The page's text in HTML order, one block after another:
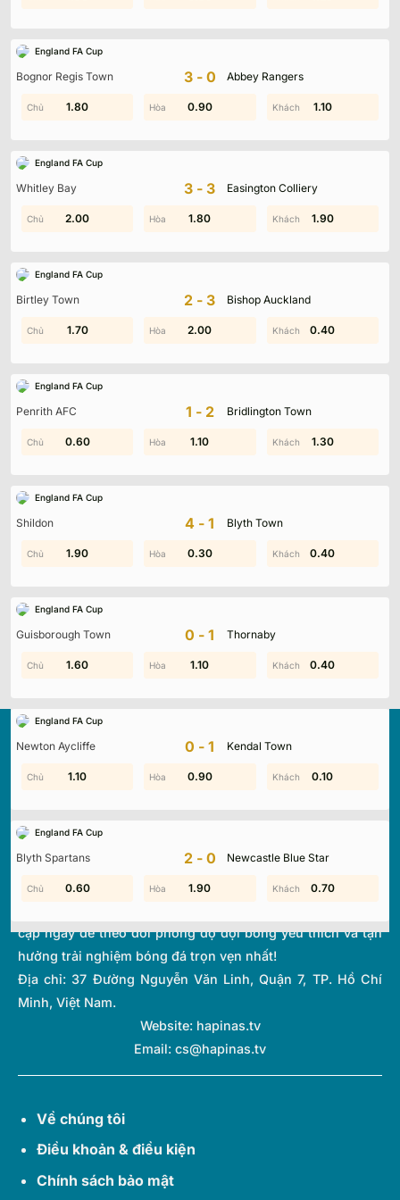
England FA Cup
Bognor Regis Town 3-0 Abbey Rangers
0.80 1.20 0.10
1.80 0.90 1.10
England FA Cup
Whitley Bay 3-3 Easington Colliery
1.20 1.90 1.90
2.00 1.80 1.90
England FA Cup
Birtley Town 2-3 Bishop Auckland
1.90 1.90 0.50
1.70 2.00 0.40
England FA Cup
Penrith AFC 1-2 Bridlington Town
0.40 0.20 1.20
0.60 1.10 1.30
England FA Cup
Shildon 4-1 Blyth Town
1.60 1.70 1.80
1.90 0.30 0.40
England FA Cup
Guisborough Town 0-1 Thornaby
0.30 1.50 0.30
1.60 1.10 0.40
England FA Cup
Newton Aycliffe 0-1 Kendal Town
0.10 2.00 1.00
1.10 0.90 0.10
England FA Cup
Blyth Spartans 2-0 Newcastle Blue Star
1.80 1.90 0.80
0.60 1.90 0.70
thi đấu và bảng xếp hạng từ hơn 1.000 giải đấu toàn cầu.
Với giao diện tối ưu và tốc độ cập nhật thời gian thực
(Livescore) siêu tốc, chúng tôi giúp bạn không bỏ lỡ bất kỳ
cập ngay để theo dõi phong độ đội bóng yêu thích và tận
hưởng trải nghiệm bóng đá trọn vẹn nhất!
Địa chỉ: 37 Đường Nguyễn Văn Linh, Quận 7, TP. Hồ Chí
Minh, Việt Nam.
Website: hapinas.tv
Email: cs@hapinas.tv
Về chúng tôi
Điều khoản & điều kiện
Chính sách bảo mật